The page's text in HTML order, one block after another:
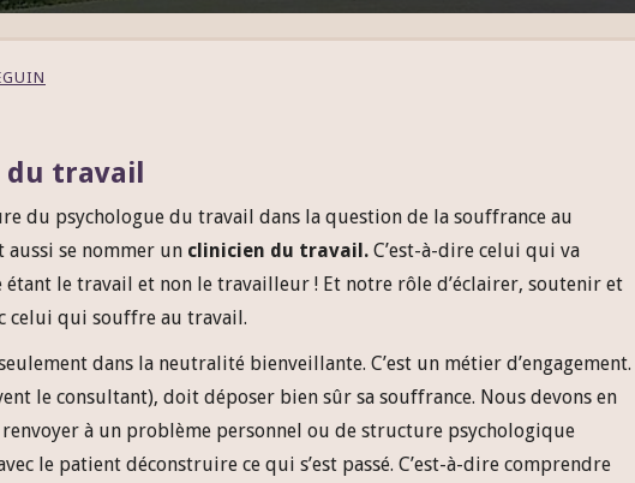
du travail
du psychologue du travail dans la question de la souffrance au
se nommer un clinicien du travail. C’est-à-dire celui qui va
étant le travail et non le travailleur ! Et notre rôle d’éclairer, soutenir et
celui qui souffre au travail.
dans la neutralité bienveillante. C’est un métier d’engagement.
le consultant), doit déposer bien sûr sa souffrance. Nous devons en
à un problème personnel ou de structure psychologique
le patient déconstruire ce qui s’est passé. C’est-à-dire comprendre